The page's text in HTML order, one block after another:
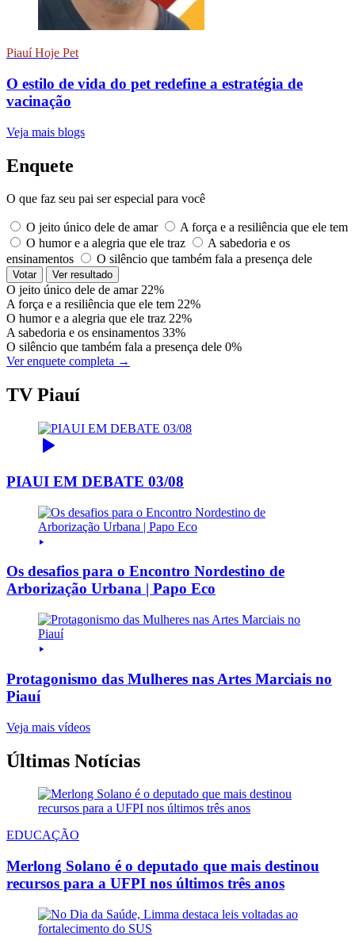
Piauí Hoje Pet
O estilo de vida do pet redefine a estratégia de
vacinação
Veja mais blogs
Enquete
O que faz seu pai ser especial para você
O jeito único dele de amar
A força e a resiliência que ele tem
O humor e a alegria que ele traz
A sabedoria e os
ensinamentos
O silêncio que também fala a presença dele
Votar Ver resultado
O jeito único dele de amar 22%
A força e a resiliência que ele tem 22%
O humor e a alegria que ele traz 22%
A sabedoria e os ensinamentos 33%
O silêncio que também fala a presença dele 0%
Ver enquete completa →
TV Piauí
PIAUI EM DEBATE 03/08
Os desafios para o Encontro Nordestino de
Arborização Urbana | Papo Eco
Protagonismo das Mulheres nas Artes Marciais no
Piauí
Veja mais vídeos
Últimas Notícias
EDUCAÇÃO
Merlong Solano é o deputado que mais destinou
recursos para a UFPI nos últimos três anos